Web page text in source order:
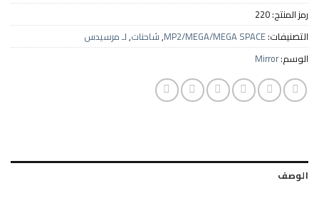
MP2/MEGA/MEGA
,شاحنات,لـ مرسيدس